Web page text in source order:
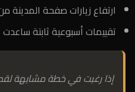
ارتفاع زيارات صفحة المدينة
تقييمات أسبوعية ثابتة ساعدت
إذا رغبت في خطة مشابهة